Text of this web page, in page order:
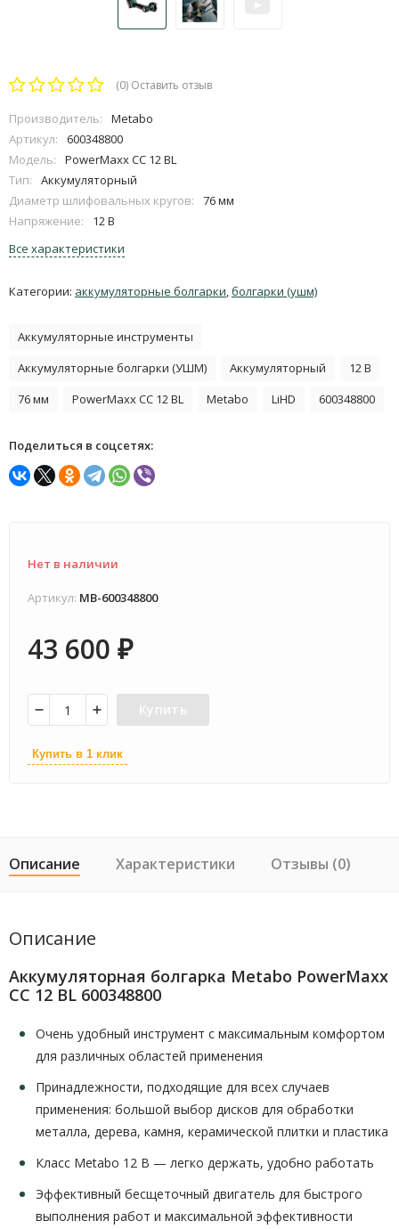
(0) Оставить отзыв
Производитель:
Metabo
Артикул:
600348800
Модель:
PowerMaxx CC 12 BL
Тип:
Аккумуляторный
Диаметр шлифовальных кругов:
76 мм
Напряжение:
12 В
Все характеристики
Категории: аккумуляторные болгарки,болгарки (ушм)
Аккумуляторные инструменты
Аккумуляторные болгарки (УШМ)
Аккумуляторный
12 В
76 мм
PowerMaxx CC 12 BL Metabo LiHD 600348800
Поделиться в соцсетях:
Нет в наличии
Артикул: MB-600348800
43 600 ₽
Купить
Купить в 1 клик
Описание Характеристики Отзывы (0)
Описание
Аккумуляторная болгарка Metabo PowerMaxx
CC 12 BL 600348800
Очень удобный инструмент с максимальным комфортом
для различных областей применения
Принадлежности, подходящие для всех случаев
применения: большой выбор дисков для обработки
металла, дерева, камня, керамической плитки и пластика
Класс Metabo 12 В — легко держать, удобно работать
Эффективный бесщеточный двигатель для быстрого
выполнения работ и максимальной эффективности